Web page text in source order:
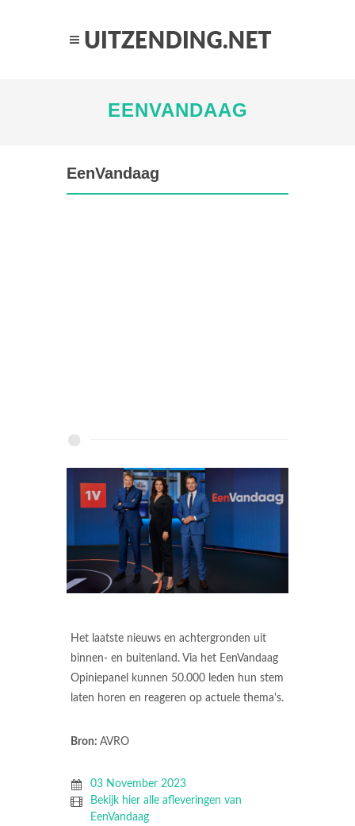
EENVANDAAG
EenVandaag
Het laatste nieuws en achtergronden uit
binnen- en buitenland. Via het EenVandaag
Opiniepanel kunnen 50.000 leden hun stem
laten horen en reageren op actuele thema's.
Bron: AVRO
03 November 2023
Bekijk hier alle afleveringen van
EenVandaag